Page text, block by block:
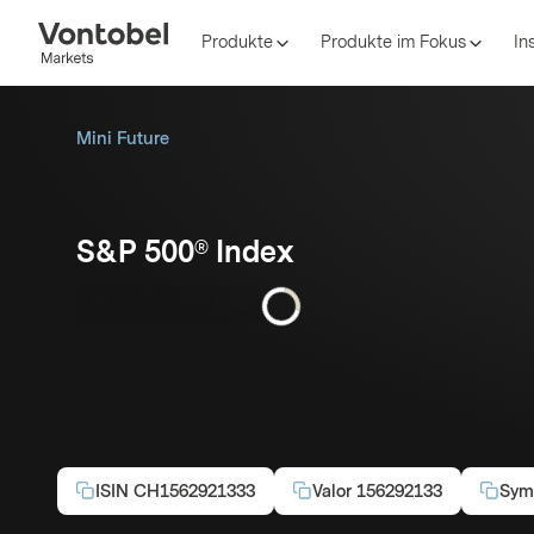
Produkte Produkte im Fokus
Mini Future
S&P 500® Index
ISIN CH1562921333 Valor 156292133